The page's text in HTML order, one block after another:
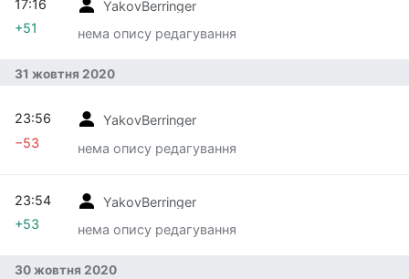
YakovBerringer
нема опису редагування
17:16
+51
31 жовтня 2020
YakovBerringer
нема опису редагування
23:56
−53
YakovBerringer
нема опису редагування
23:54
+53
30 жовтня 2020